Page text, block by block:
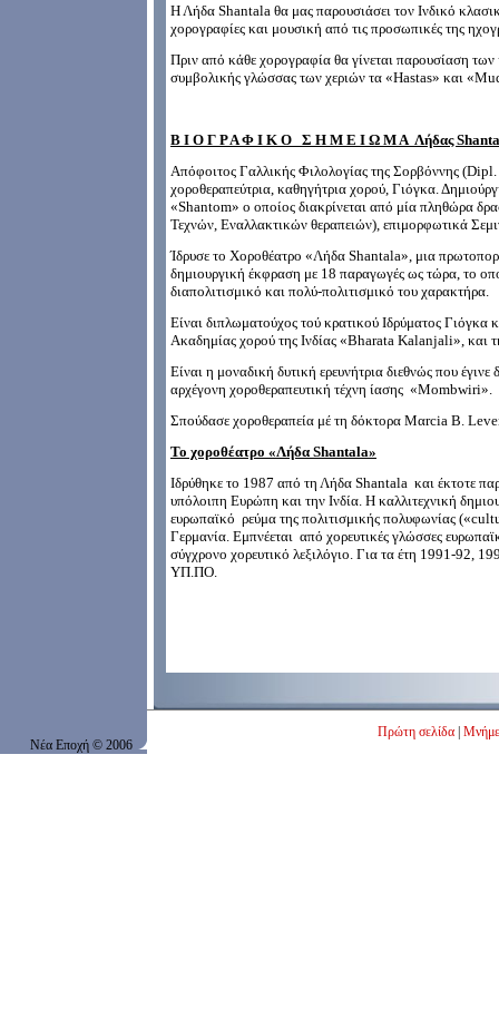
Η Λήδα Shantala θα μας παρουσιάσει τον Ινδικό
χορογραφίες και μουσική από τις προσωπικές της
Πριν από κάθε χορογραφία θα γίνεται παρουσίαση
συμβολικής γλώσσας των χεριών τα «Hastas» και
Β Ι Ο Γ Ρ Α Φ Ι Κ Ο Σ Η Μ Ε Ι Ω Μ Α Λήδας
Aπόφοιτος Γαλλικής Φιλολογίας της Σορβόννης
χοροθεραπεύτρια, καθηγήτρια χορού, Γιόγκα.
«Shantom» ο οποίος διακρίνεται από μία πληθώρα
Τεχνών, Εναλλακτικών θεραπειών), επιμορφωτικά
Ίδρυσε το Χοροθέατρο «Λήδα Shantala», μια
δημιουργική έκφραση με 18 παραγωγές ως τώρα, το
διαπολιτισμικό και πολύ-πολιτισμικό του χαρακτήρα.
Είναι διπλωματούχος τού κρατικού Ιδρύματος Γιόγκα
Ακαδημίας χορού της Ινδίας «Bharata Kalanjali»,
Είναι η μοναδική δυτική ερευνήτρια διεθνώς που
αρχέγονη χοροθερα­πευτική τέχνη ίασης «Μombwiri».
Σπούδασε χοροθεραπεία μέ τη δόκτορα Μαrcia B.
Το χοροθέατρο «Λήδα Shantala»
Ιδρύθηκε το 1987 από τη Λήδα Shantala και έκτοτε
υπόλοιπη Ευρώπη και την Ινδία. Η καλλιτεχνική
ευρωπαϊκό ρεύμα της πολιτισμικής πολυφωνίας
Γερμανία. Εμπνέεται από χορευτικές γλώσσες
σύγχρονο χορευτικό λεξιλόγιο. Για τα έτη 1991-92,
ΥΠ.ΠΟ.
Νέα Εποχή © 2006
Πρώτη σελίδα |